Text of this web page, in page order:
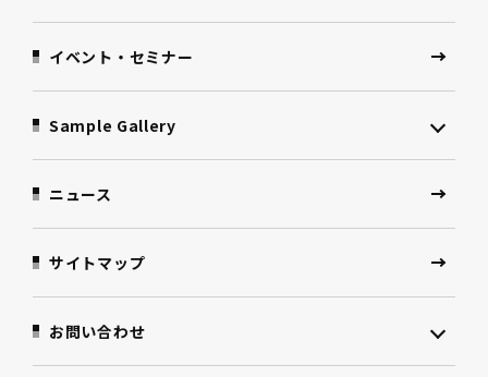
イベント・セミナー
Sample Gallery
ニュース
サイトマップ
お問い合わせ